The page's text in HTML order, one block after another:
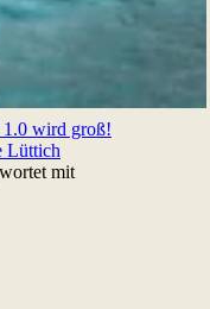
wird groß!
Lüttich
mit